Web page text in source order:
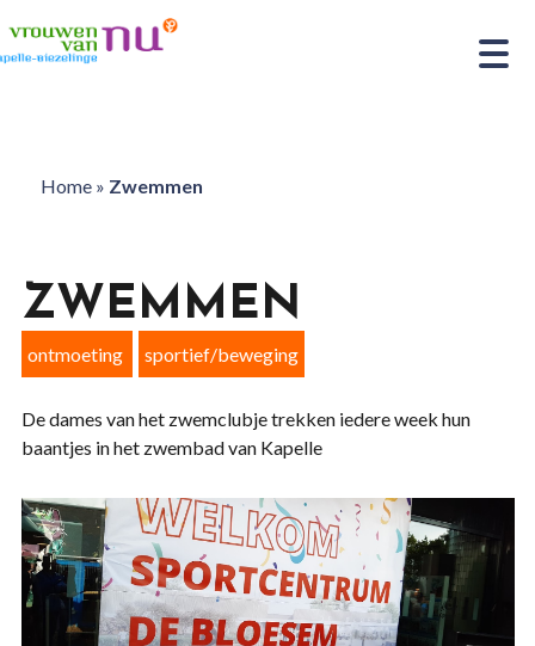
Home» Zwemmen
ZWEMMEN
ontmoeting sportief/beweging
De dames van het zwemclubje trekken iedere week hun
baantjes in het zwembad van Kapelle